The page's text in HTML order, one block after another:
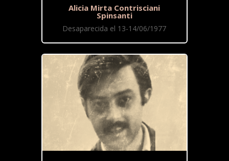
Alicia Mirta Contrisciani
Spinsanti
Desaparecida el 13-14/06/1977